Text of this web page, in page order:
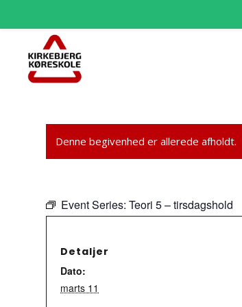
Denne begivenhed er allerede afholdt.
Event Series: Teori 5 – tirsdagshold
Detaljer
Dato:
marts 11